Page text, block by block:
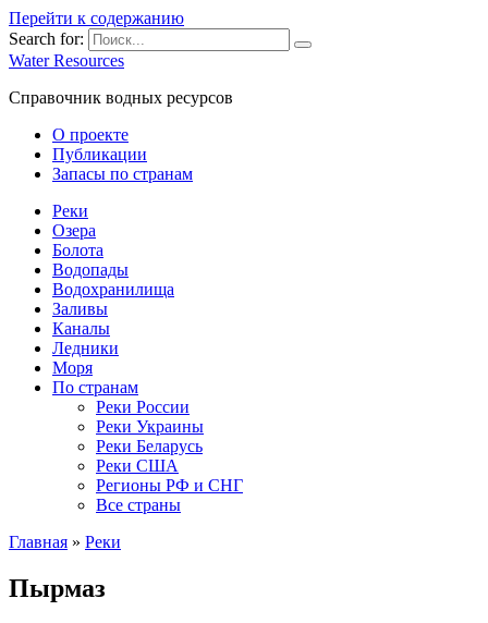
Перейти к содержанию
Search for:
Water Resources
Справочник водных ресурсов
О проекте
Публикации
Запасы по странам
Реки
Озера
Болота
Водопады
Водохранилища
Заливы
Каналы
Ледники
Моря
По странам
Реки России
Реки Украины
Реки Беларусь
Реки США
Регионы РФ и СНГ
Все страны
Главная » Реки
Пырмаз